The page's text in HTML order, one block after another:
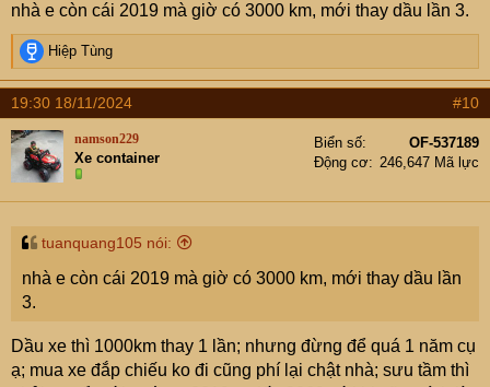
nhà e còn cái 2019 mà giờ có 3000 km, mới thay dầu lần 3.
R
e
a
c
t
i
o
n
s
Hiệp Tùng
19:30 18/11/2024 #10
namson229
Xe container
Biển số
OF-537189
Động cơ
246,647 Mã lực
tuanquang105 nói:
nhà e còn cái 2019 mà giờ có 3000 km, mới thay dầu lần
3.
Dầu xe thì 1000km thay 1 lần; nhưng đừng để quá 1 năm cụ
ạ; mua xe đắp chiếu ko đi cũng phí lại chật nhà; sưu tầm thì